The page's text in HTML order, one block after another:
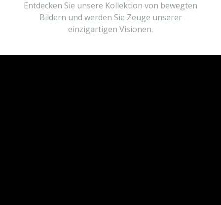
Entdecken Sie unsere Kollektion von bewegten
Bildern und werden Sie Zeuge unserer
einzigartigen Visionen.